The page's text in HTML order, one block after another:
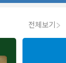
전체보기